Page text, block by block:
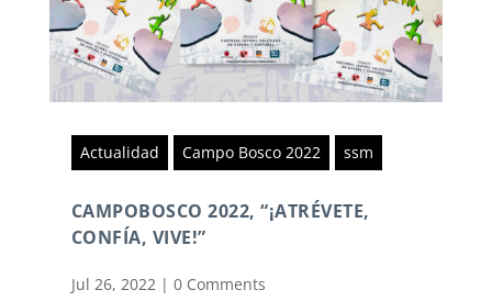
Actualidad Campo Bosco 2022 ssm
CAMPOBOSCO 2022, “¡ATRÉVETE,
CONFÍA, VIVE!”
Jul 26, 2022 | 0 Comments